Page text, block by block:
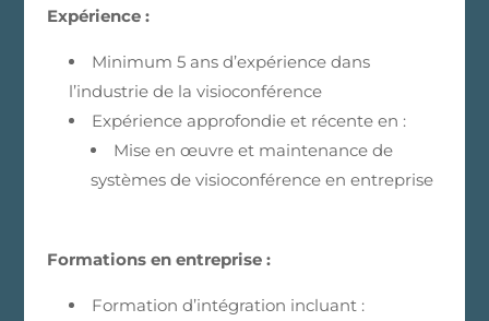
Expérience :
Minimum 5 ans d’expérience dans
l’industrie de la visioconférence
Expérience approfondie et récente en :
Mise en œuvre et maintenance de
systèmes de visioconférence en entreprise
Formations en entreprise :
Formation d’intégration incluant :